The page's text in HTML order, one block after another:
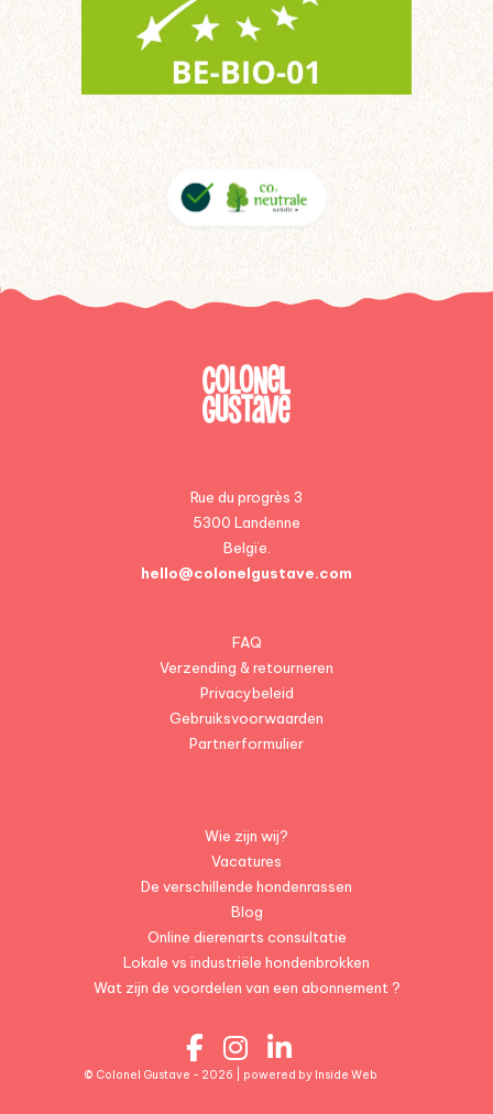
Rue du progrès 3
5300 Landenne
Belgïe.
hello@colonelgustave.com
FAQ
Verzending & retourneren
Privacybeleid
Gebruiksvoorwaarden
Partnerformulier
Wie zijn wij?
Vacatures
De verschillende hondenrassen
Blog
Online dierenarts consultatie
Lokale vs industriële hondenbrokken
Wat zijn de voordelen van een abonnement ?
© Colonel Gustave - 2026 | powered by Inside Web